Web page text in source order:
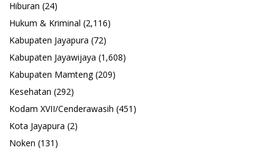
Hiburan (24)
Hukum & Kriminal (2,116)
Kabupaten Jayapura (72)
Kabupaten Jayawijaya (1,608)
Kabupaten Mamteng(209)
Kesehatan (292)
Kodam XVII/Cenderawasih (451)
Kota Jayapura (2)
Noken (131)